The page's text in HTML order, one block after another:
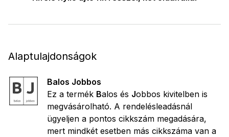
Alaptulajdonságok
Balos Jobbos
Ez a termék Balos és Jobbos kivitelben is
megvásárolható. A rendelésleadásnál
ügyeljen a pontos cikkszám megadására,
mert mindkét esetben más cikkszáma van a